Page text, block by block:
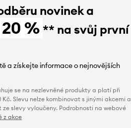
novinek a
20 % ** na svůj první
a získejte informace o nejnovějších
se na nezlevněné produkty a platí při
Kč. Slevu nelze kombinovat s jinými akcemi a
slevy vyloučeny. Podrobnosti na webové
z akce